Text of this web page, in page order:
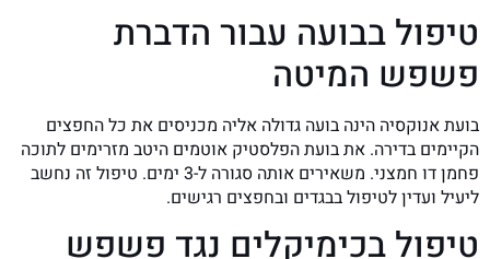
טיפול בבועה עבור הדברת
פשפש המיטה
בועת אנוקסיה הינה בועה גדולה אליה מכניסים את כל החפצים
הקיימים בדירה. את בועת הפלסטיק אוטמים היטב מזרימים לתוכה
פחמן דו חמצני. משאירים אותה סגורה ל-3 ימים. טיפול זה נחשב
ליעיל ועדין לטיפול בבגדים ובחפצים רגישים.
טיפול בכימיקלים נגד פשפש